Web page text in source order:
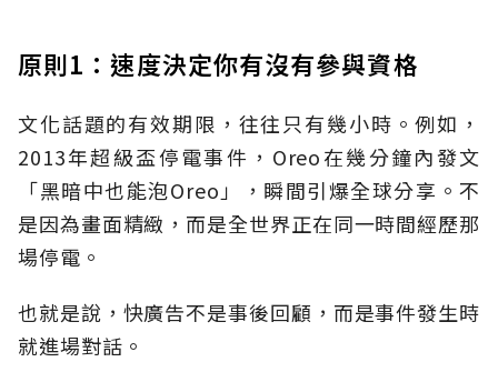
原則1：速度決定你有沒有參與資格
文化話題的有效期限，往往只有幾小時。例如，
2013年超級盃停電事件，Oreo在幾分鐘內發文
「黑暗中也能泡Oreo」，瞬間引爆全球分享。不
是因為畫面精緻，而是全世界正在同一時間經歷那
場停電。
也就是說，快廣告不是事後回顧，而是事件發生時
就進場對話。